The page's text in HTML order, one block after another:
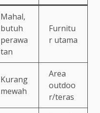
Mahal,
butuh
perawa
tan
Furnitu
r utama
Kurang
mewah
Area
outdoo
r/teras